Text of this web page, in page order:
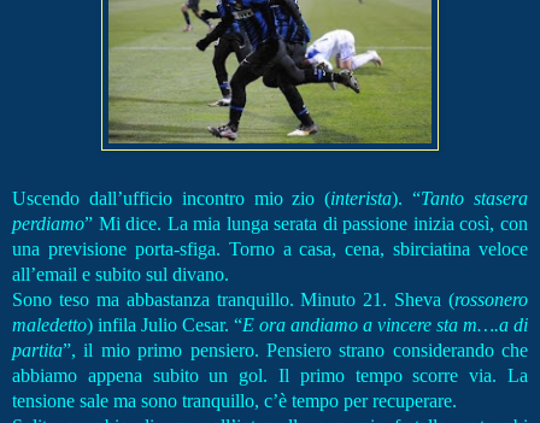
Uscendo dall’ufficio incontro mio zio (interista). “Tanto stasera
perdiamo” Mi dice. La mia lunga serata di passione inizia così, con
una previsione porta-sfiga. Torno a casa, cena, sbirciatina veloce
all’email e subito sul divano.
Sono teso ma abbastanza tranquillo. Minuto 21. Sheva (rossonero
maledetto) infila Julio Cesar. “E ora andiamo a vincere sta m….a di
partita”, il mio primo pensiero. Pensiero strano considerando che
abbiamo appena subito un gol. Il primo tempo scorre via. La
tensione sale ma sono tranquillo, c’è tempo per recuperare.